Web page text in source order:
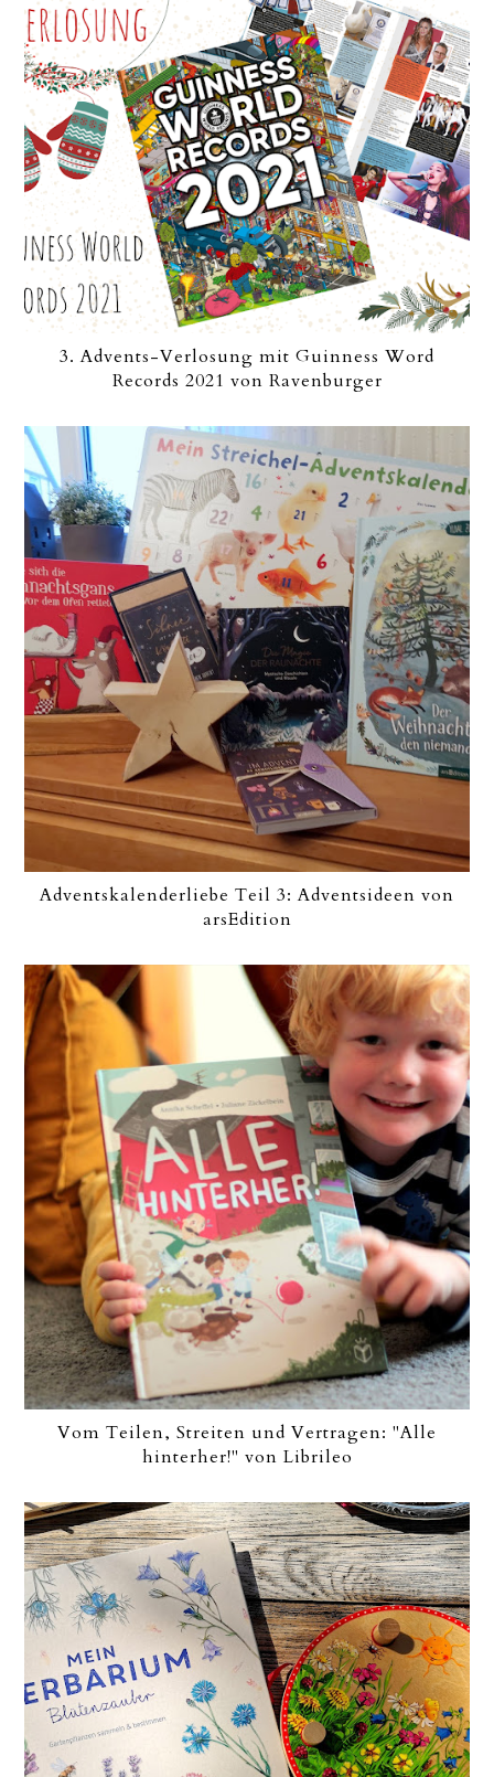
3. Advents-Verlosung mit Guinness Word
Records 2021 von Ravenburger
Adventskalenderliebe Teil 3: Adventsideen von
arsEdition
Vom Teilen, Streiten und Vertragen: "Alle
hinterher!" von Librileo